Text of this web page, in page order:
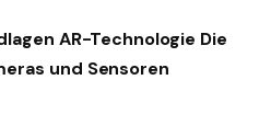
AR-Technologie Die
und Sensoren